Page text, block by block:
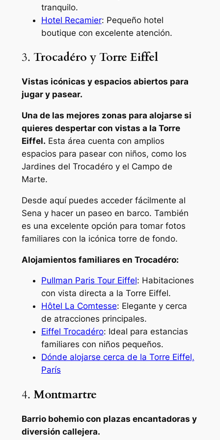
tranquilo.
Hotel Recamier: Pequeño hotel
boutique con excelente atención.
3. Trocadéro y Torre Eiffel
Vistas icónicas y espacios abiertos para
jugar y pasear.
Una de las mejores zonas para alojarse si
quieres despertar con vistas a la Torre
Eiffel. Esta área cuenta con amplios
espacios para pasear con niños, como los
Jardines del Trocadéro y el Campo de
Marte.
Desde aquí puedes acceder fácilmente al
Sena y hacer un paseo en barco. También
es una excelente opción para tomar fotos
familiares con la icónica torre de fondo.
Alojamientos familiares en Trocadéro:
Pullman Paris Tour Eiffel: Habitaciones
con vista directa a la Torre Eiffel.
Hôtel La Comtesse: Elegante y cerca
de atracciones principales.
Eiffel Trocadéro: Ideal para estancias
familiares con niños pequeños.
Dónde alojarse cerca de la Torre Eiffel,
París
4. Montmartre
Barrio bohemio con plazas encantadoras y
diversión callejera.